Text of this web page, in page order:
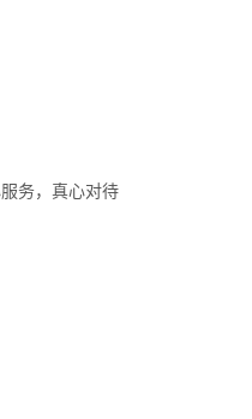
务，真心对待